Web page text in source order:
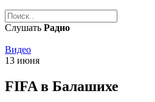
Слушать Радио
Видео
13 июня
FIFA в Балашихе